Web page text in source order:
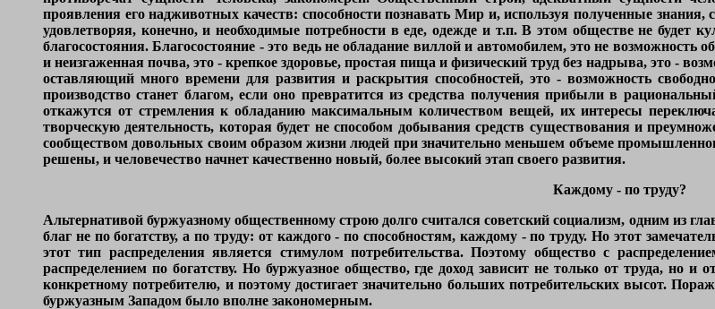
проявления его надживотных качеств: способности познавать Мир и, используя полученные
удовлетворяя, конечно, и необходимые потребности в еде, одежде и т.п. В этом обществе не будет
благосостояния. Благосостояние - это ведь не обладание виллой и автомобилем, это не возможность
и неизгаженная почва, это - крепкое здоровье, простая пища и физический труд без надрыва, это -
оставляющий много времени для развития и раскрытия способностей, это - возможность
производство станет благом, если оно превратится из средства получения прибыли в
откажутся от стремления к обладанию максимальным количеством вещей, их интересы
творческую деятельность, которая будет не способом добывания средств существования и
сообществом довольных своим образом жизни людей при значительно меньшем объеме
решены, и человечество начнет качественно новый, более высокий этап своего развития.
Каждому - по труду?
Альтернативой буржуазному общественному строю долго считался советский социализм, одним из
благ не по богатству, а по труду: от каждого - по способностям, каждому - по труду. Но этот
этот тип распределения является стимулом потребительства. Поэтому общество с
распределением по богатству. Но буржуазное общество, где доход зависит не только от труда, но
конкретному потребителю, и поэтому достигает значительно больших потребительских высот.
буржуазным Западом было вполне закономерным.